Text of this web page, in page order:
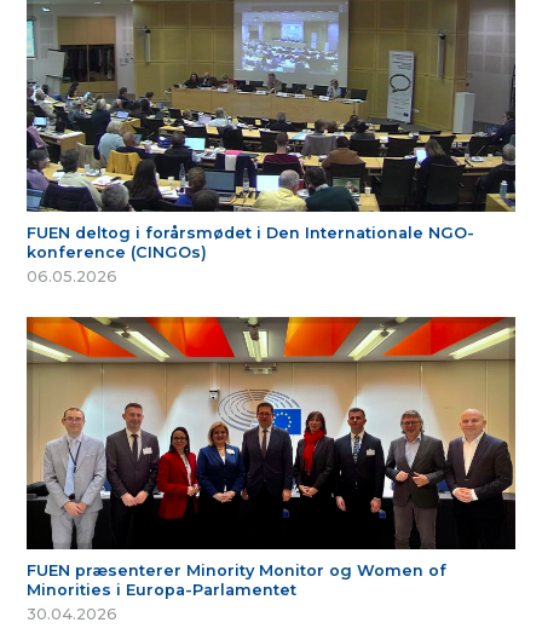
FUEN deltog i forårsmødet i Den Internationale NGO-
konference (CINGOs)
06.05.2026
FUEN præsenterer Minority Monitor og Women of
Minorities i Europa-Parlamentet
30.04.2026